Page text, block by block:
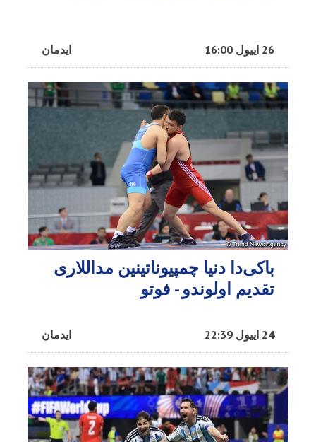
ایدمان 26 اییول 16:00
باکی‌دا دنیا چمپیوناتینین مداللاری
تقدیم اولوندو - فوتو
ایدمان 24 اییول 22:39